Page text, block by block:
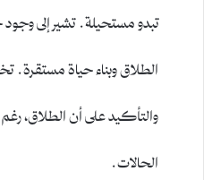
تبدو مستحيلة. تشير إلى
الطلاق وبناء حياة
والتأكيد على أن الطلاق،
الحالات.